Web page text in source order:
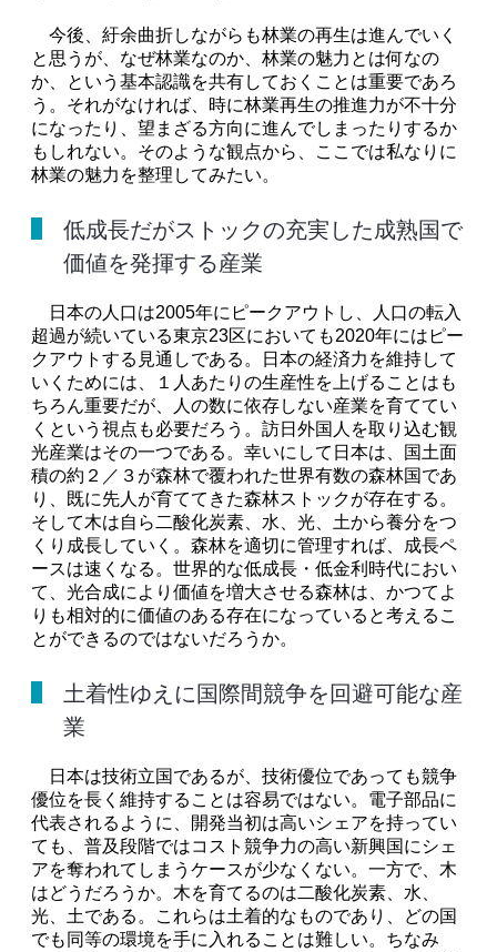
今後、紆余曲折しながらも林業の再生は進んでいく
と思うが、なぜ林業なのか、林業の魅力とは何なの
か、という基本認識を共有しておくことは重要であろ
う。それがなければ、時に林業再生の推進力が不十分
になったり、望まざる方向に進んでしまったりするか
もしれない。そのような観点から、ここでは私なりに
林業の魅力を整理してみたい。
低成長だがストックの充実した成熟国で
価値を発揮する産業
日本の人口は2005年にピークアウトし、人口の転入
超過が続いている東京23区においても2020年にはピー
クアウトする見通しである。日本の経済力を維持して
いくためには、１人あたりの生産性を上げることはも
ちろん重要だが、人の数に依存しない産業を育ててい
くという視点も必要だろう。訪日外国人を取り込む観
光産業はその一つである。幸いにして日本は、国土面
積の約２／３が森林で覆われた世界有数の森林国であ
り、既に先人が育ててきた森林ストックが存在する。
そして木は自ら二酸化炭素、水、光、土から養分をつ
くり成長していく。森林を適切に管理すれば、成長ペ
ースは速くなる。世界的な低成長・低金利時代におい
て、光合成により価値を増大させる森林は、かつてよ
りも相対的に価値のある存在になっていると考えるこ
とができるのではないだろうか。
土着性ゆえに国際間競争を回避可能な産
業
日本は技術立国であるが、技術優位であっても競争
優位を長く維持することは容易ではない。電子部品に
代表されるように、開発当初は高いシェアを持ってい
ても、普及段階ではコスト競争力の高い新興国にシェ
アを奪われてしまうケースが少なくない。一方で、木
はどうだろうか。木を育てるのは二酸化炭素、水、
光、土である。これらは土着的なものであり、どの国
でも同等の環境を手に入れることは難しい。ちなみ